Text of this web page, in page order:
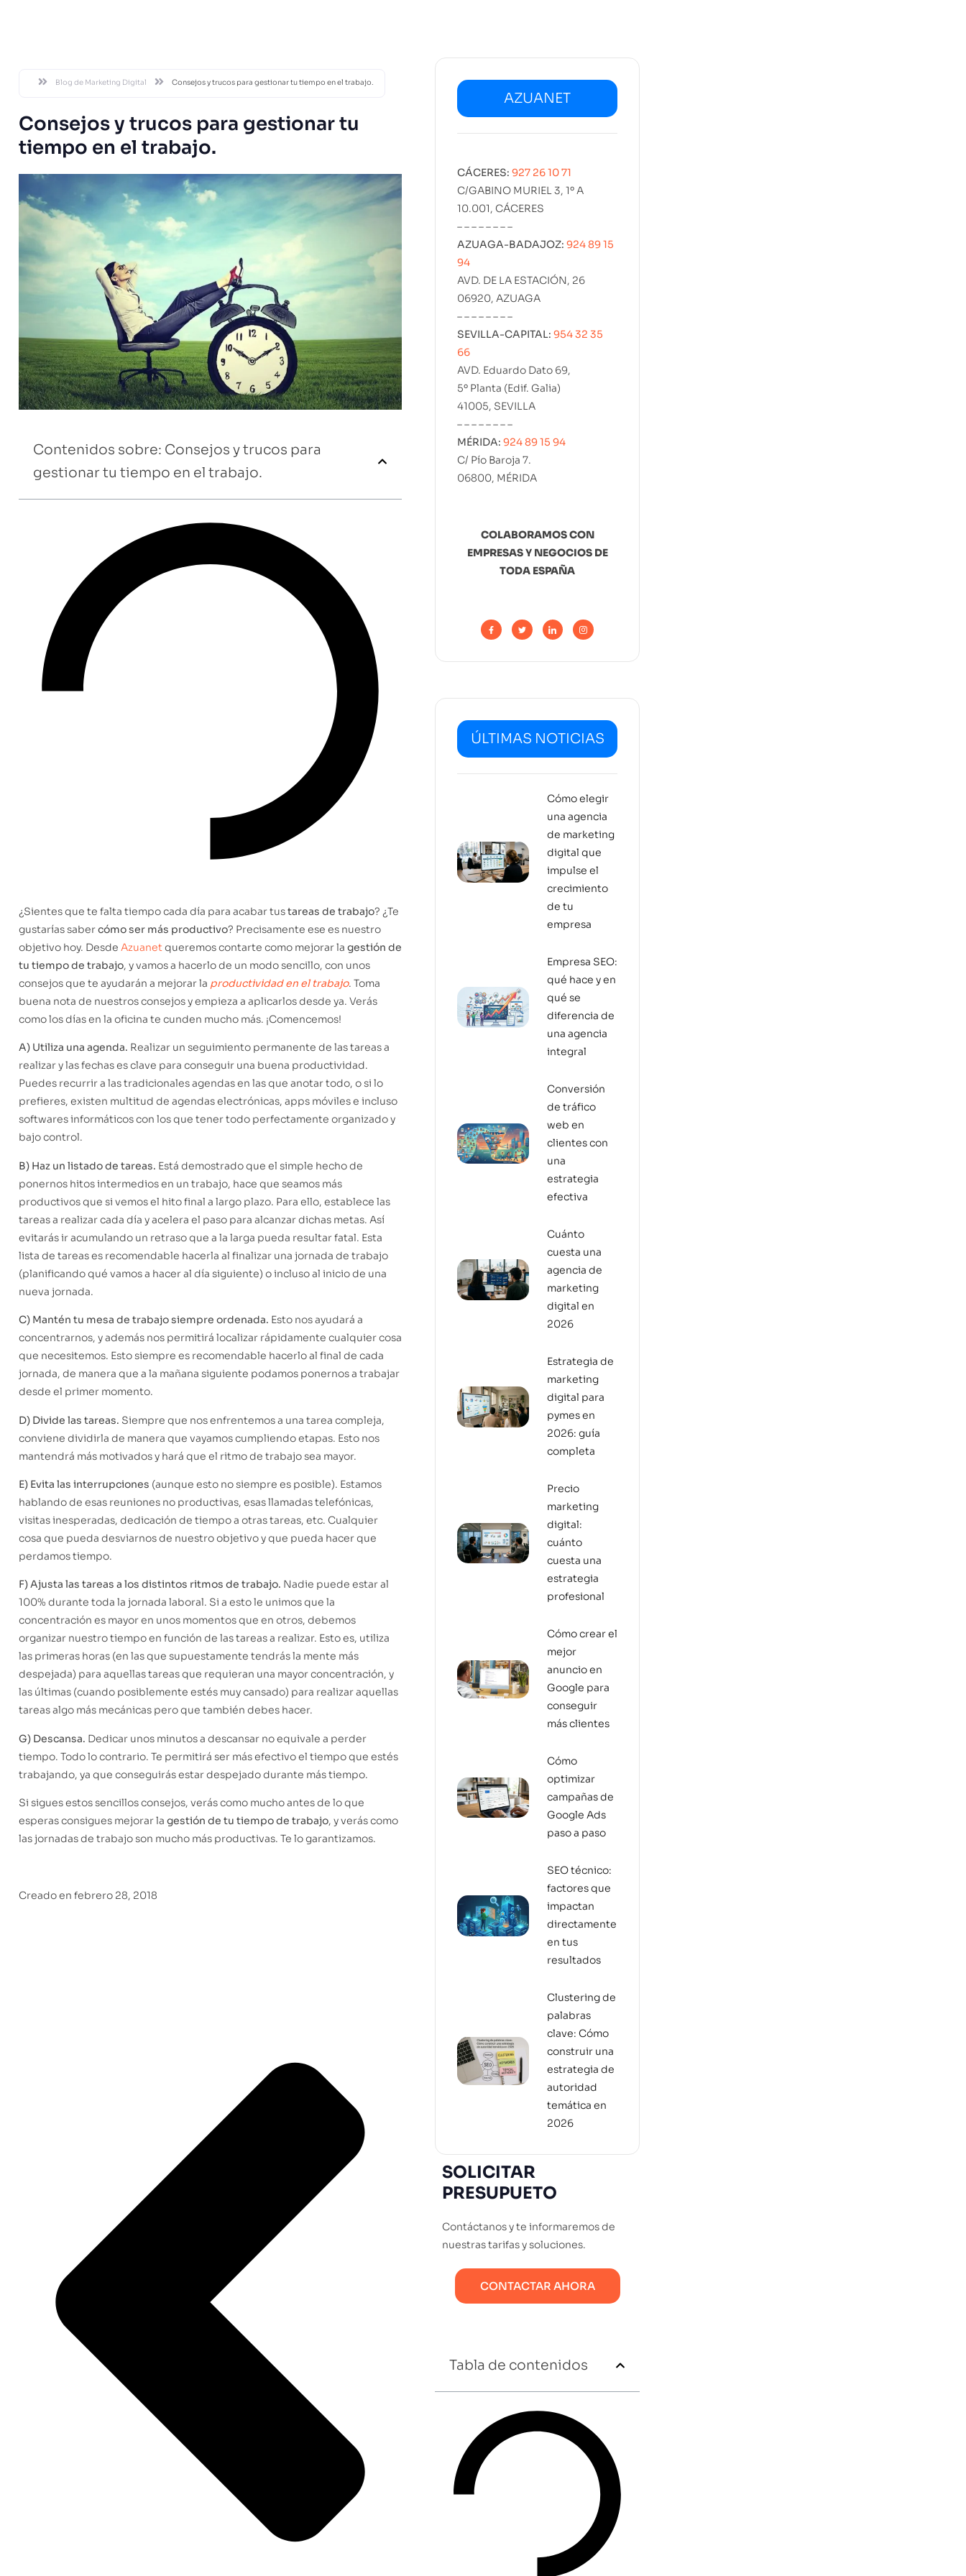
Blog de Marketing Digital Consejos y trucos para gestionar tu tiempo en el trabajo.
Consejos y trucos para gestionar tu
tiempo en el trabajo.
Contenidos sobre: Consejos y trucos para
gestionar tu tiempo en el trabajo.
¿Sientes que te falta tiempo cada día para acabar tustareas de trabajo? ¿Te
gustarías sabercómo ser más productivo? Precisamente ese es nuestro
objetivo hoy. Desde Azuanetqueremos contarte como mejorar la gestión de
tu tiempo de trabajo, y vamos a hacerlo de un modo sencillo, con unos
consejos que te ayudarán a mejorar la productividad en el trabajo. Toma
buena nota de nuestros consejos y empieza a aplicarlos desde ya. Verás
como los días en la oficina te cunden mucho más. ¡Comencemos!
A) Utiliza una agenda. Realizar un seguimiento permanente de las tareas a
realizar y las fechas es clave para conseguir una buena productividad.
Puedes recurrir a las tradicionales agendas en las que anotar todo, o si lo
prefieres, existen multitud de agendas electrónicas, apps móviles e incluso
softwares informáticos con los que tener todo perfectamente organizado y
bajo control.
B) Haz un listado de tareas. Está demostrado que el simple hecho de
ponernos hitos intermedios en un trabajo, hace que seamos más
productivos que si vemos el hito final a largo plazo. Para ello, establece las
tareas a realizar cada día y acelera el paso para alcanzar dichas metas. Así
evitarás ir acumulando un retraso que a la larga pueda resultar fatal. Esta
lista de tareas es recomendable hacerla al finalizar una jornada de trabajo
(planificando qué vamos a hacer al día siguiente) o incluso al inicio de una
nueva jornada.
C) Mantén tu mesa de trabajo siempre ordenada. Esto nos ayudará a
concentrarnos, y además nos permitirá localizar rápidamente cualquier cosa
que necesitemos. Esto siempre es recomendable hacerlo al final de cada
jornada, de manera que a la mañana siguiente podamos ponernos a trabajar
desde el primer momento.
D) Divide las tareas. Siempre que nos enfrentemos a una tarea compleja,
conviene dividirla de manera que vayamos cumpliendo etapas. Esto nos
mantendrá más motivados y hará que el ritmo de trabajo sea mayor.
E) Evita las interrupciones (aunque esto no siempre es posible). Estamos
hablando de esas reuniones no productivas, esas llamadas telefónicas,
visitas inesperadas, dedicación de tiempo a otras tareas, etc. Cualquier
cosa que pueda desviarnos de nuestro objetivo y que pueda hacer que
perdamos tiempo.
F) Ajusta las tareas a los distintos ritmos de trabajo. Nadie puede estar al
100% durante toda la jornada laboral. Si a esto le unimos que la
concentración es mayor en unos momentos que en otros, debemos
organizar nuestro tiempo en función de las tareas a realizar. Esto es, utiliza
las primeras horas (en las que supuestamente tendrás la mente más
despejada) para aquellas tareas que requieran una mayor concentración, y
las últimas (cuando posiblemente estés muy cansado) para realizar aquellas
tareas algo más mecánicas pero que también debes hacer.
G) Descansa. Dedicar unos minutos a descansar no equivale a perder
tiempo. Todo lo contrario. Te permitirá ser más efectivo el tiempo que estés
trabajando, ya que conseguirás estar despejado durante más tiempo.
Si sigues estos sencillos consejos, verás como mucho antes de lo que
esperas consigues mejorar la gestión de tu tiempo de trabajo, y verás como
las jornadas de trabajo son mucho más productivas. Te lo garantizamos.
Creado en febrero 28, 2018
AZUANET
CÁCERES: 927 26 10 71
C/GABINO MURIEL 3, 1º A
10.001, CÁCERES
– – – – – – – –
AZUAGA-BADAJOZ: 924 89 15
94
AVD. DE LA ESTACIÓN, 26
06920, AZUAGA
– – – – – – – –
SEVILLA-CAPITAL: 954 32 35
66
AVD. Eduardo Dato 69,
5º Planta (Edif. Galia)
41005, SEVILLA
– – – – – – – –
MÉRIDA: 924 89 15 94
C/ Pío Baroja 7.
06800, MÉRIDA
COLABORAMOS CON
EMPRESAS Y NEGOCIOS DE
TODA ESPAÑA
ÚLTIMAS NOTICIAS
Cómo elegir
una agencia
de marketing
digital que
impulse el
crecimiento
de tu
empresa
Empresa SEO:
qué hace y en
qué se
diferencia de
una agencia
integral
Conversión
de tráfico
web en
clientes con
una
estrategia
efectiva
Cuánto
cuesta una
agencia de
marketing
digital en
2026
Estrategia de
marketing
digital para
pymes en
2026: guía
completa
Precio
marketing
digital:
cuánto
cuesta una
estrategia
profesional
Cómo crear el
mejor
anuncio en
Google para
conseguir
más clientes
Cómo
optimizar
campañas de
Google Ads
paso a paso
SEO técnico:
factores que
impactan
directamente
en tus
resultados
Clustering de
palabras
clave: Cómo
construir una
estrategia de
autoridad
temática en
2026
SOLICITAR
PRESUPUETO
Contáctanos y te informaremos de
nuestras tarifas y soluciones.
CONTACTAR AHORA
Tabla de contenidos